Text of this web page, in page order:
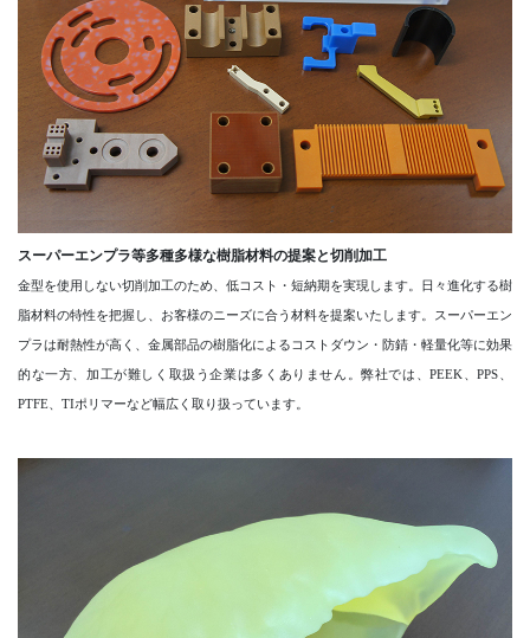
スーパーエンプラ等多種多様な樹脂材料の提案と切削加工
金型を使用しない切削加工のため、低コスト・短納期を実現します。日々進化する樹
脂材料の特性を把握し、お客様のニーズに合う材料を提案いたします。スーパーエン
プラは耐熱性が高く、金属部品の樹脂化によるコストダウン・防錆・軽量化等に効果
的な一方、加工が難しく取扱う企業は多くありません。弊社では、PEEK、PPS、
PTFE、TIポリマーなど幅広く取り扱っています。